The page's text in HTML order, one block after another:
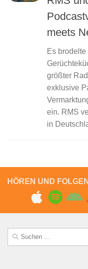
meets
Es
größter
exklusive
ein. RMS
in
HÖREN UND
Suchen
nach: